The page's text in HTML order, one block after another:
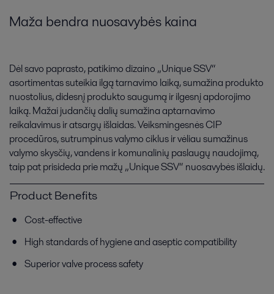
Maža bendra nuosavybės kaina
Dėl savo paprasto, patikimo dizaino „Unique SSV“
asortimentas suteikia ilgą tarnavimo laiką, sumažina produkto
nuostolius, didesnį produkto saugumą ir ilgesnį apdorojimo
laiką. Mažai judančių dalių sumažina aptarnavimo
reikalavimus ir atsargų išlaidas. Veiksmingesnės CIP
procedūros, sutrumpinus valymo ciklus ir vėliau sumažinus
valymo skysčių, vandens ir komunalinių paslaugų naudojimą,
taip pat prisideda prie mažų „Unique SSV“ nuosavybės išlaidų.
Product Benefits
Cost-effective
High standards of hygiene and aseptic compatibility
Superior valve process safety